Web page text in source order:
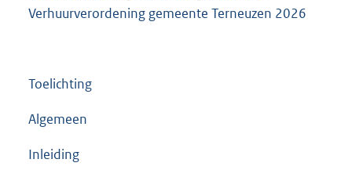
Verhuurverordening gemeente Terneuzen 2026
Toelichting
Algemeen
Inleiding